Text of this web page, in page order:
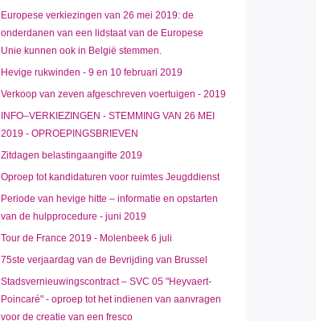
Europese verkiezingen van 26 mei 2019: de
onderdanen van een lidstaat van de Europese
Unie kunnen ook in België stemmen.
Hevige rukwinden - 9 en 10 februari 2019
Verkoop van zeven afgeschreven voertuigen - 2019
INFO–VERKIEZINGEN - STEMMING VAN 26 MEI
2019 - OPROEPINGSBRIEVEN
Zitdagen belastingaangifte 2019
Oproep tot kandidaturen voor ruimtes Jeugddienst
Periode van hevige hitte – informatie en opstarten
van de hulpprocedure - juni 2019
Tour de France 2019 - Molenbeek 6 juli
75ste verjaardag van de Bevrijding van Brussel
Stadsvernieuwingscontract – SVC 05 "Heyvaert-
Poincaré" - oproep tot het indienen van aanvragen
voor de creatie van een fresco